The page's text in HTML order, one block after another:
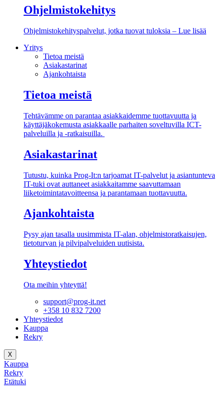
Ohjelmistokehitys
Ohjelmistokehityspalvelut, jotka tuovat tuloksia – Lue lisää
Yritys
Tietoa meistä
Asiakastarinat
Ajankohtaista
Tietoa meistä
Tehtävämme on parantaa asiakkaidemme tuottavuutta ja
käyttäjäkokemusta asiakkaalle parhaiten soveltuvilla ICT-
palveluilla ja -ratkaisuilla.
Asiakastarinat
Tutustu, kuinka Prog-It:n tarjoamat IT-palvelut ja asiantunteva
IT-tuki ovat auttaneet asiakkaitamme saavuttamaan
liiketoimintatavoitteensa ja parantamaan tuottavuutta.
Ajankohtaista
Pysy ajan tasalla uusimmista IT-alan, ohjelmistoratkaisujen,
tietoturvan ja pilvipalveluiden uutisista.
Yhteystiedot
Ota meihin yhteyttä!
support@prog-it.net
+358 10 832 7200
Yhteystiedot
Kauppa
Rekry
X
Kauppa
Rekry
Etätuki